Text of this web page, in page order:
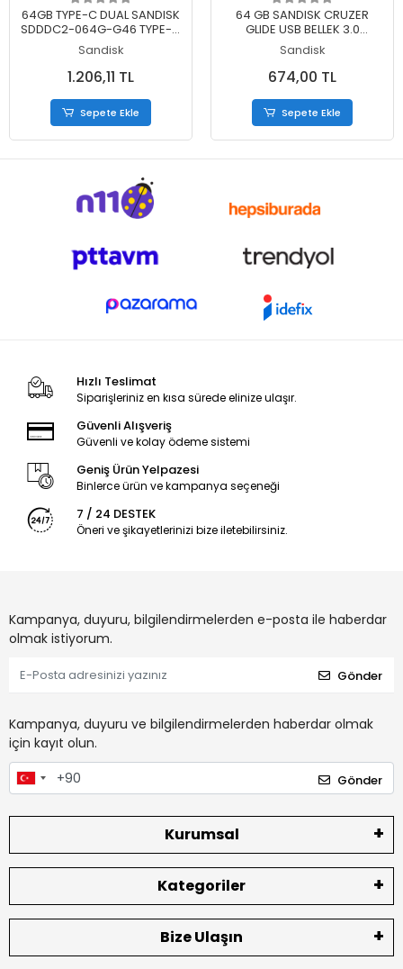
Sepete Ekle
64GB TYPE-C DUAL SANDISK
SDDDC2-064G-G46 TYPE-C
DUALDRIVE
Sandisk
1.206,11 TL
Sepete Ekle
Sepete Ekle
64 GB SANDISK CRUZER
GLIDE USB BELLEK 3.0
SDCZ600-064G-G35
Sandisk
674,00 TL
Sepete Ekle
Hızlı Teslimat
Siparişleriniz en kısa sürede elinize ulaşır.
Güvenli Alışveriş
Güvenli ve kolay ödeme sistemi
Geniş Ürün Yelpazesi
Binlerce ürün ve kampanya seçeneği
7 / 24 DESTEK
Öneri ve şikayetlerinizi bize iletebilirsiniz.
Kampanya, duyuru, bilgilendirmelerden e-posta ile haberdar
olmak istiyorum.
Gönder
Kampanya, duyuru ve bilgilendirmelerden haberdar olmak
için kayıt olun.
Gönder
Kurumsal
Kategoriler
Bize Ulaşın